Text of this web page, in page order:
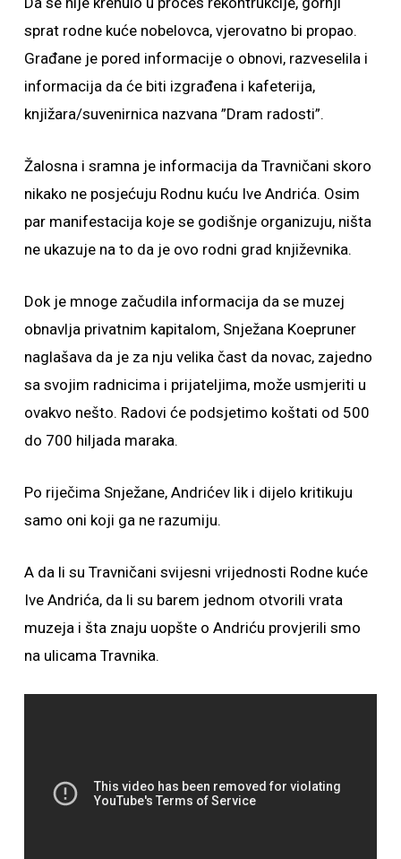
sprat rodne kuće nobelovca, vjerovatno bi propao.
Građane je pored informacije o obnovi, razveselila i
informacija da će biti izgrađena i kafeterija,
knjižara/suvenirnica nazvana ”Dram radosti”.
Žalosna i sramna je informacija da Travničani skoro
nikako ne posjećuju Rodnu kuću Ive Andrića. Osim
par manifestacija koje se godišnje organizuju, ništa
ne ukazuje na to da je ovo rodni grad književnika.
Dok je mnoge začudila informacija da se muzej
obnavlja privatnim kapitalom, Snježana Koepruner
naglašava da je za nju velika čast da novac, zajedno
sa svojim radnicima i prijateljima, može usmjeriti u
ovakvo nešto. Radovi će podsjetimo koštati od 500
do 700 hiljada maraka.
Po riječima Snježane, Andrićev lik i dijelo kritikuju
samo oni koji ga ne razumiju.
A da li su Travničani svijesni vrijednosti Rodne kuće
Ive Andrića, da li su barem jednom otvorili vrata
muzeja i šta znaju uopšte o Andriću provjerili smo
na ulicama Travnika.